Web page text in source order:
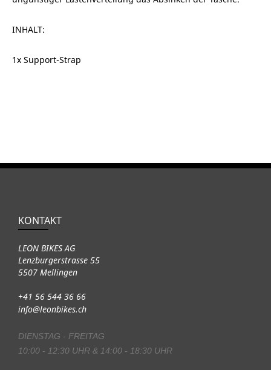
INHALT:
1x Support-Strap
KONTAKT
LEON BIKES AG
Lenzburgerstrasse 55
5507 Mellingen
+41 56 544 36 66
info@leonbikes.ch
DIENSTAG - FREITAG
10:00 - 12:30 UHR & 14:00 - 18:30 UHR